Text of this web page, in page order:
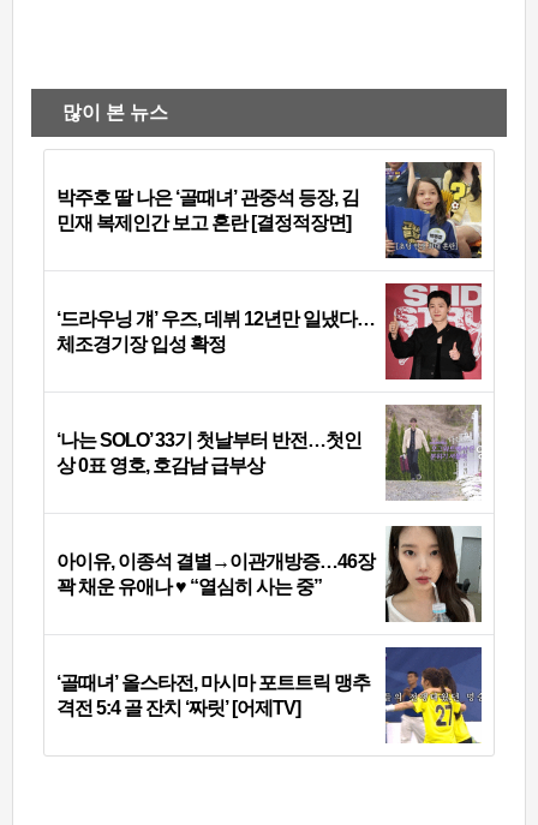
많이 본 뉴스
박주호 딸 나은 ‘골때녀’ 관중석 등장, 김
민재 복제인간 보고 혼란 [결정적장면]
‘드라우닝 걔’ 우즈, 데뷔 12년만 일냈다…
체조경기장 입성 확정
‘나는 SOLO’ 33기 첫날부터 반전…첫인
상 0표 영호, 호감남 급부상
아이유, 이종석 결별→이관개방증…46장
꽉 채운 유애나 ♥ “열심히 사는 중”
‘골때녀’ 올스타전, 마시마 포트트릭 맹추
격전 5:4 골 잔치 ‘짜릿’ [어제TV]